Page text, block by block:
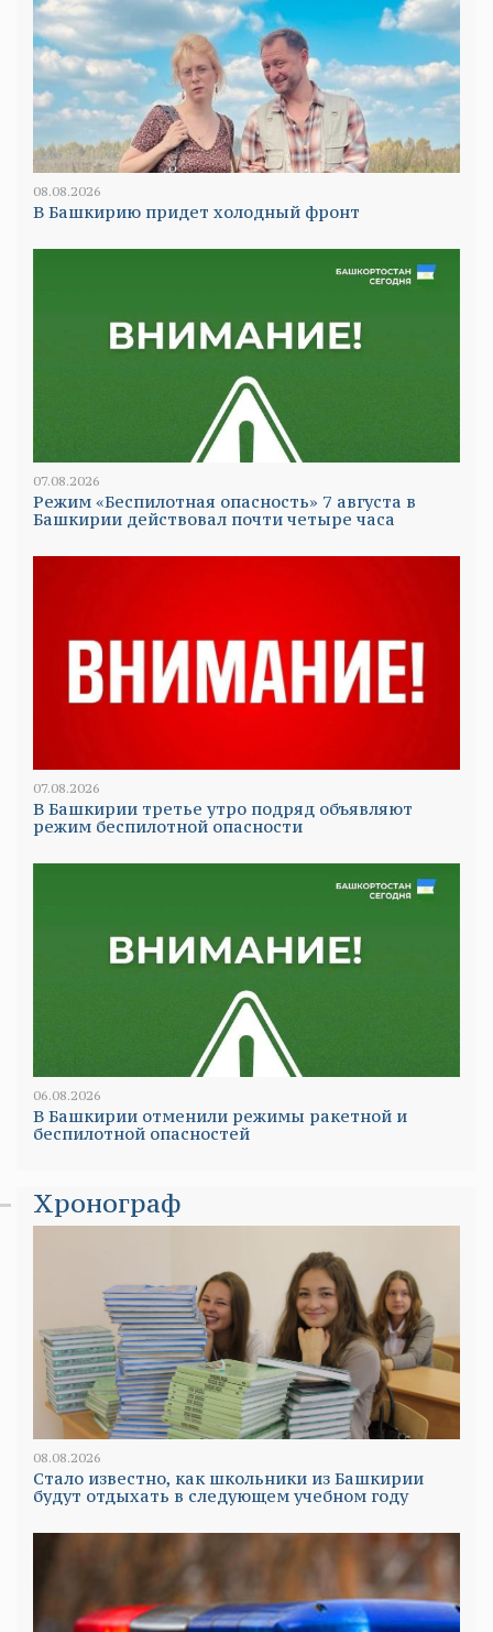
08.08.2026
В Башкирию придет холодный фронт
07.08.2026
Режим «Беспилотная опасность» 7 августа в
Башкирии действовал почти четыре часа
07.08.2026
В Башкирии третье утро подряд объявляют
режим беспилотной опасности
06.08.2026
В Башкирии отменили режимы ракетной и
беспилотной опасностей
Хронограф
08.08.2026
Стало известно, как школьники из Башкирии
будут отдыхать в следующем учебном году